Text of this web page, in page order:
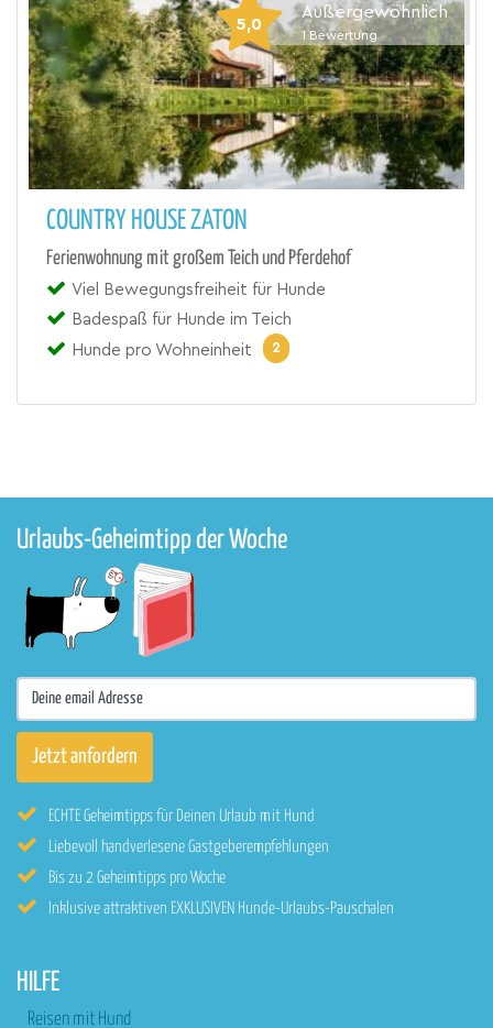
5,0
Außergewöhnlich
1 Bewertung
COUNTRY HOUSE ZATON
Ferienwohnung mit großem Teich und Pferdehof
Viel Bewegungsfreiheit für Hunde
Badespaß für Hunde im Teich
Hunde pro Wohneinheit
2
Urlaubs-Geheimtipp der Woche
ECHTE Geheimtipps für Deinen Urlaub mit Hund
Liebevoll handverlesene Gastgeberempfehlungen
Bis zu 2 Geheimtipps pro Woche
Inklusive attraktiven EXKLUSIVEN Hunde-Urlaubs-Pauschalen
HILFE
Reisen mit Hund